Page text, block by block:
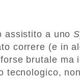
assistito a uno
correre (e in
brutale ma
tecnologico,